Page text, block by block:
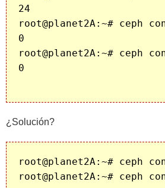
24
root@planet2A:~# ceph
0
root@planet2A:~# ceph
0
¿Solución?
root@planet2A:~# ceph